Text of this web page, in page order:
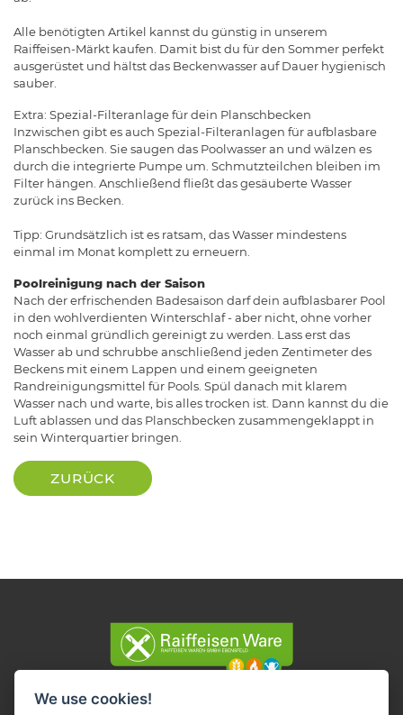
Alle benötigten Artikel kannst du günstig in unserem
Raiffeisen-Märkt kaufen. Damit bist du für den Sommer perfekt
ausgerüstet und hältst das Beckenwasser auf Dauer hygienisch
sauber.
Extra: Spezial-Filteranlage für dein Planschbecken
Inzwischen gibt es auch Spezial-Filteranlagen für aufblasbare
Planschbecken. Sie saugen das Poolwasser an und wälzen es
durch die integrierte Pumpe um. Schmutzteilchen bleiben im
Filter hängen. Anschließend fließt das gesäuberte Wasser
zurück ins Becken.
Tipp: Grundsätzlich ist es ratsam, das Wasser mindestens
einmal im Monat komplett zu erneuern.
Poolreinigung nach der Saison
Nach der erfrischenden Badesaison darf dein aufblasbarer Pool
in den wohlverdienten Winterschlaf - aber nicht, ohne vorher
noch einmal gründlich gereinigt zu werden. Lass erst das
Wasser ab und schrubbe anschließend jeden Zentimeter des
Beckens mit einem Lappen und einem geeigneten
Randreinigungsmittel für Pools. Spül danach mit klarem
Wasser nach und warte, bis alles trocken ist. Dann kannst du die
Luft ablassen und das Planschbecken zusammengeklappt in
sein Winterquartier bringen.
ZURÜCK
Impressum Datenschutz
We use cookies!